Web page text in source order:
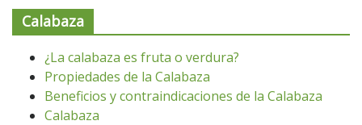
Calabaza
¿La calabaza es fruta o verdura?
Propiedades de la Calabaza
Beneficios y contraindicaciones de la Calabaza
Calabaza